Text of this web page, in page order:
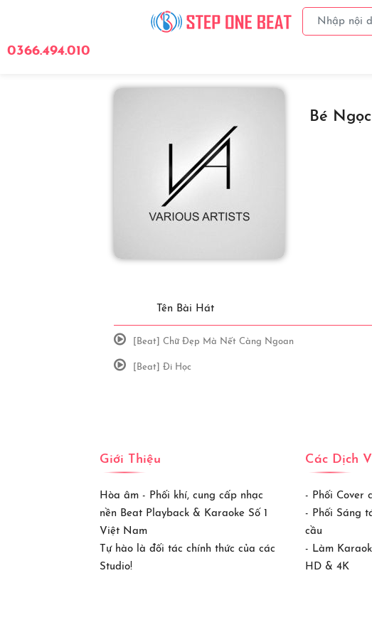
0366.494.010
Bé
Tên Bài Hát
[Beat] Chữ Đẹp Mà Nết Càng Ngoan
[Beat] Đi Học
Giới Thiệu
Hòa âm - Phối khí, cung cấp nhạc
nền Beat Playback & Karaoke Số 1
Việt Nam
Tự hào là đối tác chính thức của các
Studio!
Các Dịch
- Phối Cover
- Phối Sáng
cầu
- Làm
HD & 4K